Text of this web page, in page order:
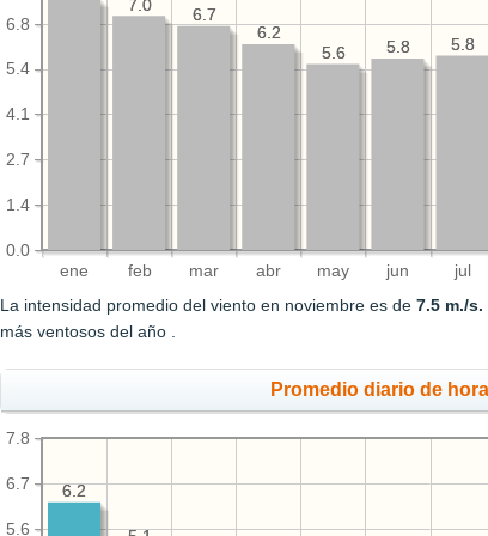
ene feb mar abr may jun jul
0.0
1.4
2.7
4.1
5.4
6.8
5.8
5.8
5.6
6.2
6.7
7.0
5.8
5.8
5.6
6.2
6.7
7.0
La intensidad promedio del viento en noviembre es de7.5 m./s.
más ventosos del año .
Promedio diario de
5.6
6.7
7.8
6.2
6.2